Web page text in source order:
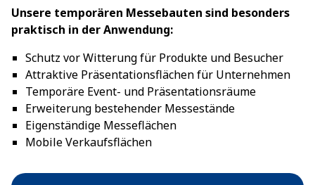
Unsere temporären Messebauten sind besonders
praktisch in der Anwendung:
Schutz vor Witterung für Produkte und Besucher
Attraktive Präsentationsflächen für Unternehmen
Temporäre Event- und Präsentationsräume
Erweiterung bestehender Messestände
Eigenständige Messeflächen
Mobile Verkaufsflächen